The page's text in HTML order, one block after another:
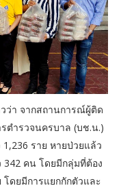
ว่า จากสถานการณ์ผู้ติด
ตำรวจนครบาล (บช.น.)
ราย หายป่วยแล้ว
342 คน โดยมีกลุ่มที่ต้อง
โดยมีการแยกกักตัวและ